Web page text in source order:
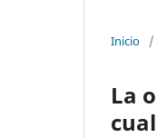
Inicio /
La